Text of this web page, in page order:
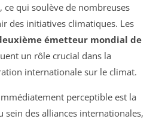
ce qui soulève de nombreuses
des initiatives climatiques. Les
émetteur mondial de
un rôle crucial dans la
internationale sur le climat.
perceptible est la
sein des alliances internationales,